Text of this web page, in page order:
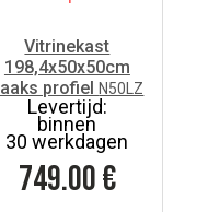
Vitrinekast
198,4x50x50cm
profielN50LZ
Levertijd:
binnen
30 werkdagen
749.00€